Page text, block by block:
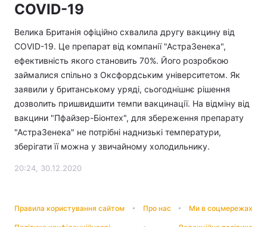
COVID-19
Велика Британія офіційно схвалила другу вакцину від
COVID-19. Це препарат від компанії "АстраЗенека",
ефективність якого становить 70%. Його розробкою
займалися спільно з Оксфордським університетом. Як
заявили у британському уряді, сьогоднішнє рішення
дозволить пришвидшити темпи вакцинації. На відміну від
вакцини "Пфайзер-Біонтех", для збереження препарату
"АстраЗенека" не потрібні наднизькі температури,
зберігати її можна у звичайному холодильнику.
20:24, 30.12.2020
Правила користування сайтом Про нас Ми в соцмережах